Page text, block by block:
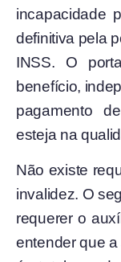
incapacidade
definitiva pela
INSS. O
benefício,
pagamento
esteja na
Não existe
invalidez. O
requerer o
entender que